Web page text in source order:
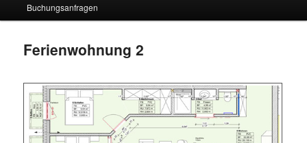
Buchungsanfragen
Ferienwohnung 2